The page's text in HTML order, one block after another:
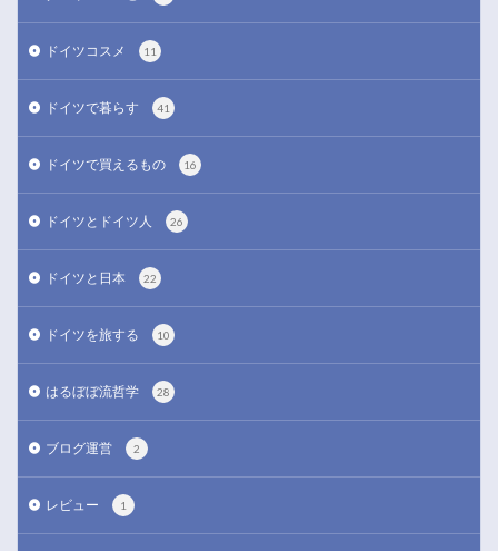
ドイツコスメ 11
ドイツで暮らす 41
ドイツで買えるもの 16
ドイツとドイツ人 26
ドイツと日本 22
ドイツを旅する 10
はるぼぼ流哲学 28
ブログ運営 2
レビュー 1